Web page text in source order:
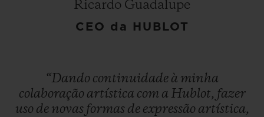
Ricardo Guadalupe
CEO da HUBLOT
“Dando continuidade à minha
colaboração artística com a Hublot, fazer
uso de novas formas de expressão artística,